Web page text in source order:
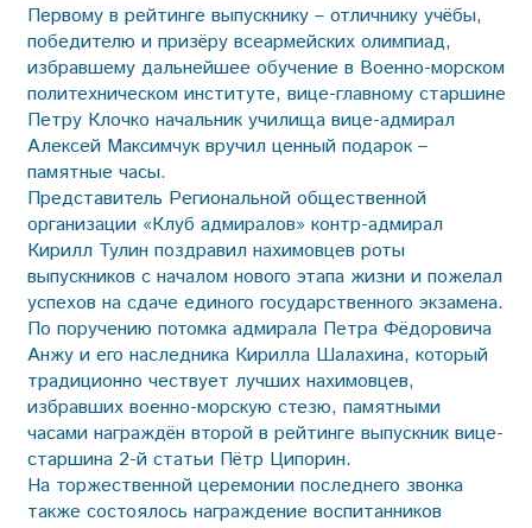
Первому в рейтинге выпускнику – отличнику учёбы,
победителю и призёру всеармейских олимпиад,
избравшему дальнейшее обучение в Военно-морском
политехническом институте, ви­це-­главному старшине
Петру Клочко начальник училища вице-адмирал
Алексей Максимчук вручил ценный подарок –
памятные часы.
Представитель Региональной общественной
организации «Клуб адмиралов» контр-адмирал
Кирилл Тулин поздравил нахимовцев роты
выпускников с началом нового этапа жизни и пожелал
успехов на сдаче единого государственного экзамена.
По поручению потомка адмирала Петра Фёдоровича
Анжу и его наследника Кирилла Шалахина, который
традиционно чествует лучших нахимовцев,
избравших военно-морскую стезю, памятными
часами награждён второй в рейтинге выпускник вице-
старшина 2-й статьи Пётр Ципорин.
На торжественной церемонии последнего звонка
также состоялось награждение воспитанников